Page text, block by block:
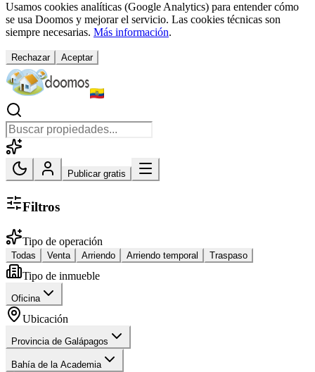
Usamos cookies analíticas (Google Analytics) para entender cómo
se usa Doomos y mejorar el servicio. Las cookies técnicas son
siempre necesarias. Más información.
Rechazar Aceptar
Publicar gratis
Filtros
Tipo de operación
Todas Venta Arriendo Arriendo temporal Traspaso
Tipo de inmueble
Oficina
Ubicación
Provincia de Galápagos
Bahía de la Academia